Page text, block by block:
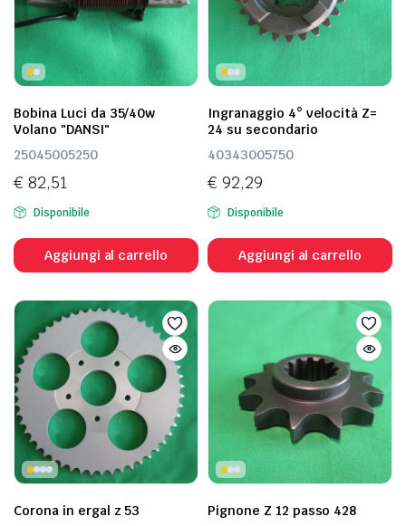
Bobina Luci da 35/40w
Volano "DANSI"
25045005250
€ 82,51
Disponibile
Aggiungi al carrello
Ingranaggio 4° velocità Z=
24 su secondario
40343005750
€ 92,29
Disponibile
Aggiungi al carrello
Corona in ergal z 53
Pignone Z 12 passo 428